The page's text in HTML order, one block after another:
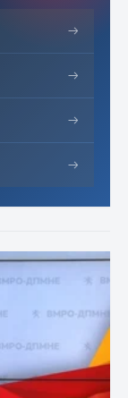
→
→
→
→